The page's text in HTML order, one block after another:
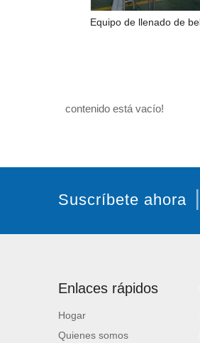
contenido está vacío!
Suscríbete ahora |
Enlaces rápidos
Hogar
Quienes somos